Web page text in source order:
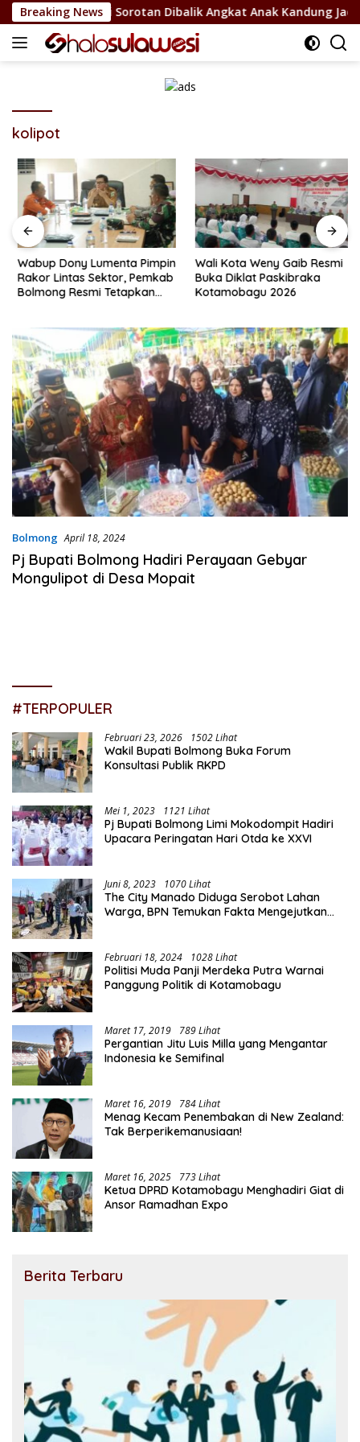
Langsung
ke
konten
Breaking News
Jadi Sorotan Dibalik Angkat Anak Kandung Jadi Honor
kolipot
Wabup Dony Lumenta Pimpin
Rakor Lintas Sektor, Pemkab
Bolmong Resmi Tetapkan
Wali Kota Weny Gaib Resmi
Buka Diklat Paskibraka
Kotamobagu 2026
Bolmong April 18, 2024
Pj Bupati Bolmong Hadiri Perayaan Gebyar
Mongulipot di Desa Mopait
#TERPOPULER
Februari 23, 2026 1502 Lihat
Wakil Bupati Bolmong Buka Forum
Konsultasi Publik RKPD
Mei 1, 2023 1121 Lihat
Pj Bupati Bolmong Limi Mokodompit Hadiri
Upacara Peringatan Hari Otda ke XXVI
Juni 8, 2023 1070 Lihat
The City Manado Diduga Serobot Lahan
Warga, BPN Temukan Fakta Mengejutkan
Februari 18, 2024 1028 Lihat
Politisi Muda Panji Merdeka Putra Warnai
Panggung Politik di Kotamobagu
Maret 17, 2019 789 Lihat
Pergantian Jitu Luis Milla yang Mengantar
Indonesia ke Semifinal
Maret 16, 2019 784 Lihat
Menag Kecam Penembakan di New Zealand:
Tak Berperikemanusiaan!
Maret 16, 2025 773 Lihat
Ketua DPRD Kotamobagu Menghadiri Giat di
Ansor Ramadhan Expo
Berita Terbaru